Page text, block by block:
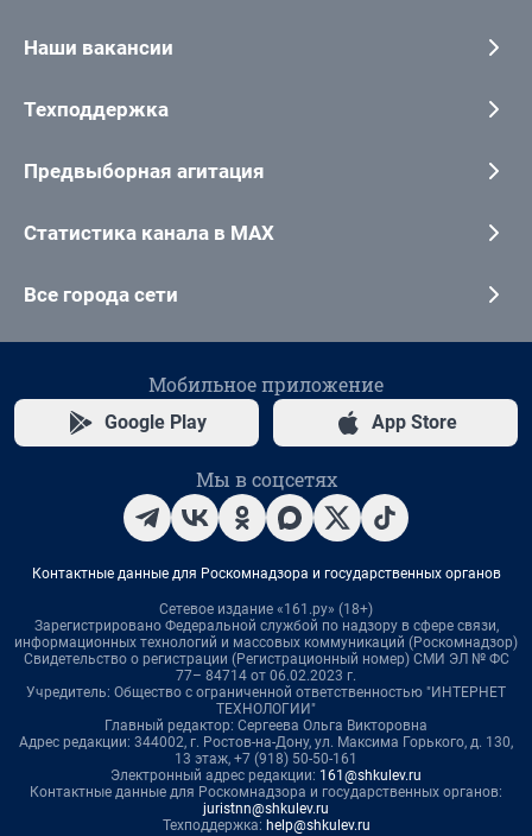
Наши вакансии
Техподдержка
Предвыборная агитация
Статистика канала в MAX
Все города сети
Мобильное приложение
Google Play App Store
Мы в соцсетях
Контактные данные для Роскомнадзора и государственных органов
Сетевое издание «161.ру» (18+)
Зарегистрировано Федеральной службой по надзору в сфере связи,
информационных технологий и массовых коммуникаций (Роскомнадзор)
Свидетельство о регистрации (Регистрационный номер) СМИ ЭЛ № ФС
77– 84714 от 06.02.2023 г.
Учредитель: Общество с ограниченной ответственностью "ИНТЕРНЕТ
ТЕХНОЛОГИИ"
Главный редактор: Сергеева Ольга Викторовна
Адрес редакции: 344002, г. Ростов-на-Дону, ул. Максима Горького, д. 130,
13 этаж, +7 (918) 50-50-161
Электронный адрес редакции: 161@shkulev.ru
Контактные данные для Роскомнадзора и государственных органов:
juristnn@shkulev.ru
Техподдержка: help@shkulev.ru